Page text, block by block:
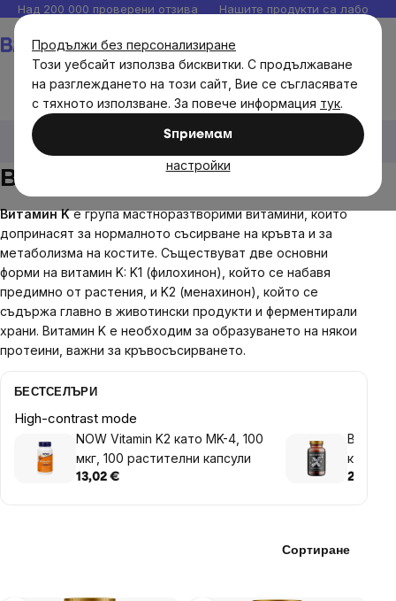
Продължи без персонализиране
Този уебсайт използва бисквитки. С продължаване
на разглеждането на този сайт, Вие се съгласявате
с тяхното използване. За повече информация тук.
Sпpиeмaм
настройки
Прескочи
към
съдържанието
Над 200 000 проверени отзива Нашите продукти са
Витамини, антиоксиданти
Витамин К
Витамин К
Витамин Kе група мастноразтворими витамини, които
допринасят за нормалното съсирване на кръвта и за
метаболизма на костите. Съществуват две основни
форми на витамин K: K1 (филохинон), който се набавя
предимно от растения, и K2 (менахинон), който се
съдържа главно в животински продукти и ферментирали
храни. Витамин K е необходим за образуването на някои
протеини, важни за кръвосъсирването.
БЕСТСЕЛЪРИ
High-contrast mode
NOW Vitamin K2 като MK-4, 100
мкг, 100 растителни капсули
13,02 €
калций
22,81 €
Сортиране